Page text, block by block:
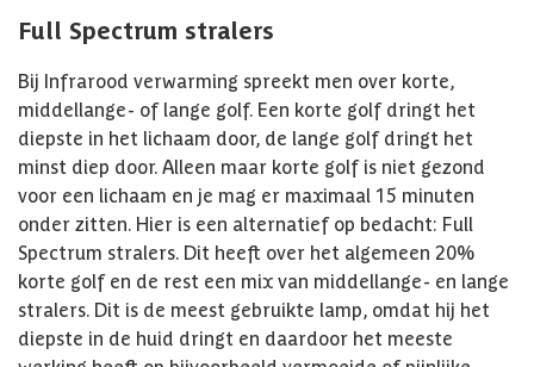
Full Spectrum stralers
Bij Infrarood verwarming spreekt men over korte,
middellange- of lange golf. Een korte golf dringt het
diepste in het lichaam door, de lange golf dringt het
minst diep door. Alleen maar korte golf is niet gezond
voor een lichaam en je mag er maximaal 15 minuten
onder zitten. Hier is een alternatief op bedacht: Full
Spectrum stralers. Dit heeft over het algemeen 20%
korte golf en de rest een mix van middellange- en lange
stralers. Dit is de meest gebruikte lamp, omdat hij het
diepste in de huid dringt en daardoor het meeste